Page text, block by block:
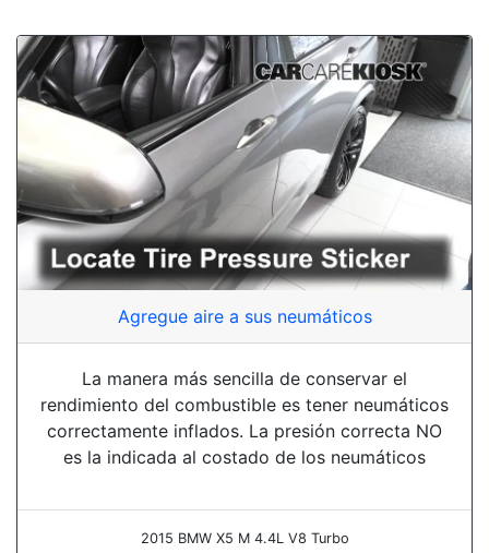
Agregue aire a sus neumáticos
La manera más sencilla de conservar el
rendimiento del combustible es tener neumáticos
correctamente inflados. La presión correcta NO
es la indicada al costado de los neumáticos
2015 BMW X5 M 4.4L V8 Turbo